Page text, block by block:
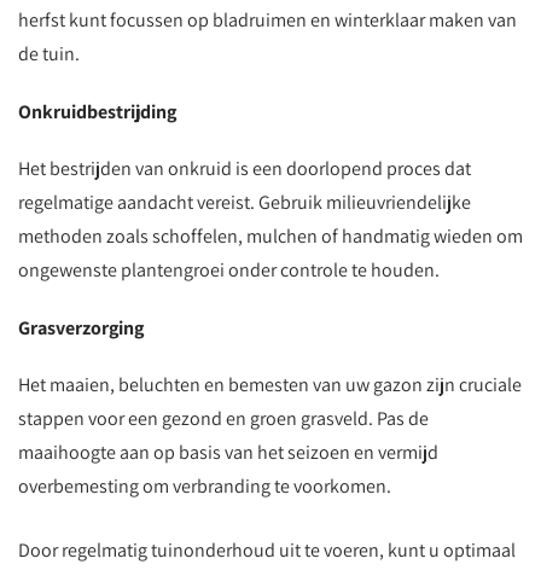
herfst kunt focussen op bladruimen en winterklaar maken van
de tuin.
Onkruidbestrijding
Het bestrijden van onkruid is een doorlopend proces dat
regelmatige aandacht vereist. Gebruik milieuvriendelijke
methoden zoals schoffelen, mulchen of handmatig wieden om
ongewenste plantengroei onder controle te houden.
Grasverzorging
Het maaien, beluchten en bemesten van uw gazon zijn cruciale
stappen voor een gezond en groen grasveld. Pas de
maaihoogte aan op basis van het seizoen en vermijd
overbemesting om verbranding te voorkomen.
Door regelmatig tuinonderhoud uit te voeren, kunt u optimaal